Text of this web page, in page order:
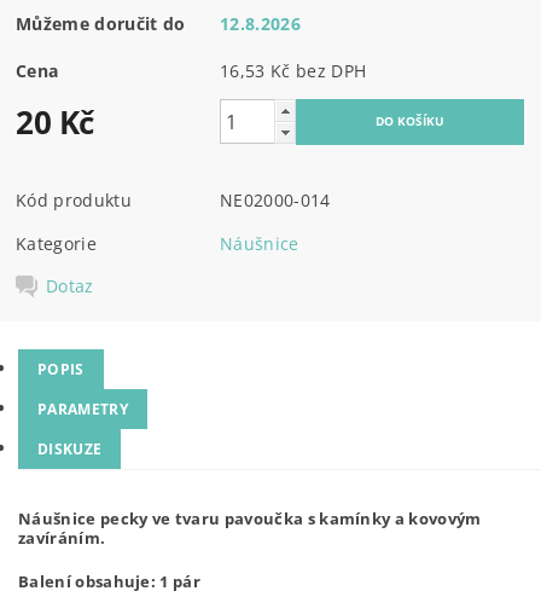
Můžeme doručit do 12.8.2026
Cena 16,53 Kč bez DPH
20 Kč
Kód produktu
NE02000-014
Kategorie
Náušnice
Dotaz
POPIS
PARAMETRY
DISKUZE
Náušnice pecky ve tvaru pavoučka s kamínky a kovovým
zavíráním.
Balení obsahuje: 1 pár